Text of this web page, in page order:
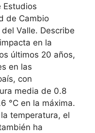
Estudios
de Cambio
Valle. Describe
en la
últimos 20 años,
en las
con
media de 0.8
°C en la máxima.
temperatura, el
ha